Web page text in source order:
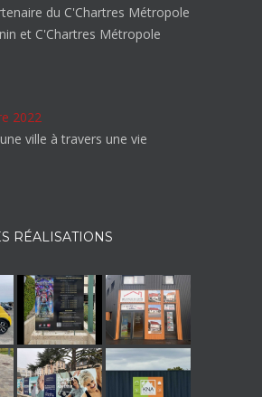
du C'Chartres Métropole
et C'Chartres Métropole
2022
une ville à travers une vie
RÉALISATIONS